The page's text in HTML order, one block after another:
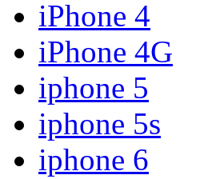
iPhone 4
iPhone 4G
iphone 5
iphone 5s
iphone 6